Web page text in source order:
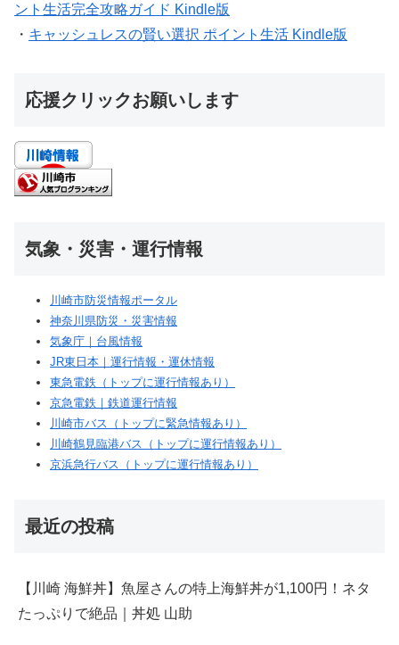
ント生活完全攻略ガイド Kindle版
・ キャッシュレスの賢い選択 ポイント生活 Kindle版
応援クリックお願いします
気象・災害・運行情報
川崎市防災情報ポータル
神奈川県防災・災害情報
気象庁｜台風情報
JR東日本｜運行情報・運休情報
東急電鉄（トップに運行情報あり）
京急電鉄｜鉄道運行情報
川崎市バス（トップに緊急情報あり）
川崎鶴見臨港バス（トップに運行情報あり）
京浜急行バス（トップに運行情報あり）
最近の投稿
【川崎 海鮮丼】魚屋さんの特上海鮮丼が1,100円！ネタ
たっぷりで絶品｜丼処 山助